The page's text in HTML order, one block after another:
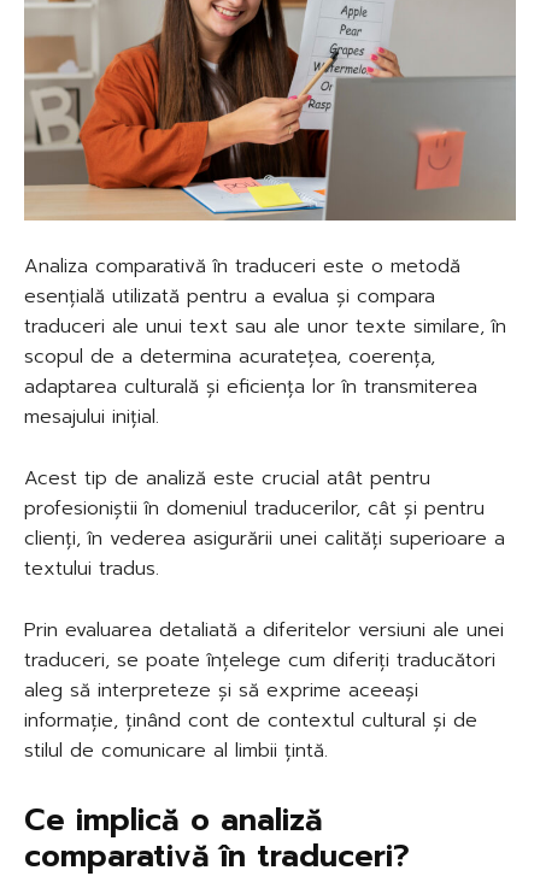
Analiza comparativă în traduceri este o metodă
esențială utilizată pentru a evalua și compara
traduceri ale unui text sau ale unor texte similare, în
scopul de a determina acuratețea, coerența,
adaptarea culturală și eficiența lor în transmiterea
mesajului inițial.
Acest tip de analiză este crucial atât pentru
profesioniștii în domeniul traducerilor, cât și pentru
clienți, în vederea asigurării unei calități superioare a
textului tradus.
Prin evaluarea detaliată a diferitelor versiuni ale unei
traduceri, se poate înțelege cum diferiți traducători
aleg să interpreteze și să exprime aceeași
informație, ținând cont de contextul cultural și de
stilul de comunicare al limbii țintă.
Ce implică o analiză
comparativă în traduceri?